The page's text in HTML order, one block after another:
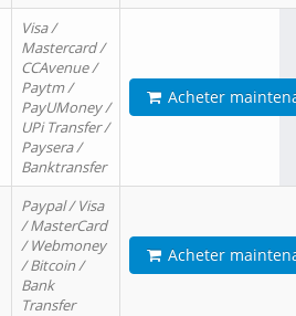
Visa /
Mastercard /
CCAvenue /
Paytm /
PayUMoney /
UPi Transfer /
Paysera /
Banktransfer
Acheter
Paypal / Visa
/ MasterCard
/ Webmoney
/ Bitcoin /
Bank
Transfer
Acheter